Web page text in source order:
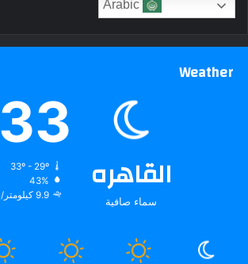
Weather
القاهره
سماء صافية
33
33º - 29º
43%
9.9 كيلومتر/ساعة